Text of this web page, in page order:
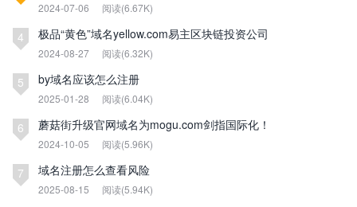
2024-07-06 阅读(6.67K)
4 极品“黄色”域名yellow.com易主区块链投资公司
2024-08-27 阅读(6.32K)
5 by域名应该怎么注册
2025-01-28 阅读(6.04K)
6 蘑菇街升级官网域名为mogu.com剑指国际化！
2024-10-05 阅读(5.96K)
7 域名注册怎么查看风险
2025-08-15 阅读(5.94K)